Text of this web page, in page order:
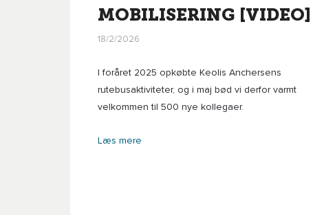
MOBILISERING [VIDEO]
18/2/2026
I foråret 2025 opkøbte Keolis Anchersens
rutebusaktiviteter, og i maj bød vi derfor varmt
velkommen til 500 nye kollegaer.
Læs mere